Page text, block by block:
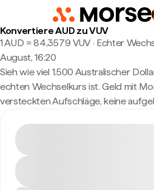
Konvertiere AUD zu VUV
1 AUD ≈ 84,3579 VUV · Echter
August, 16:20
Sieh wie viel 1.500 Australischer
echten Wechselkurs ist. Geld mit
versteckten Aufschläge, keine